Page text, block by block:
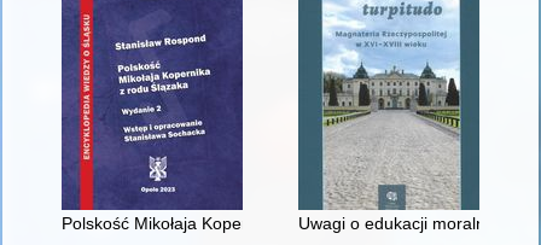
Polskość Mikołaja Kopernika z rodu ŚlązakaUwagi o edukacji moralnej